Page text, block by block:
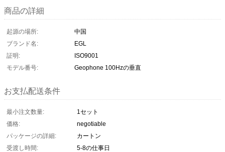
商品の詳細
起源の場所:
中国
ブランド名:
EGL
証明:
ISO9001
モデル番号:
Geophone 100Hzの垂直
お支払配送条件
最小注文数量:
1セット
価格:
negotiable
パッケージの詳細:
カートン
受渡し時間:
5-8の仕事日